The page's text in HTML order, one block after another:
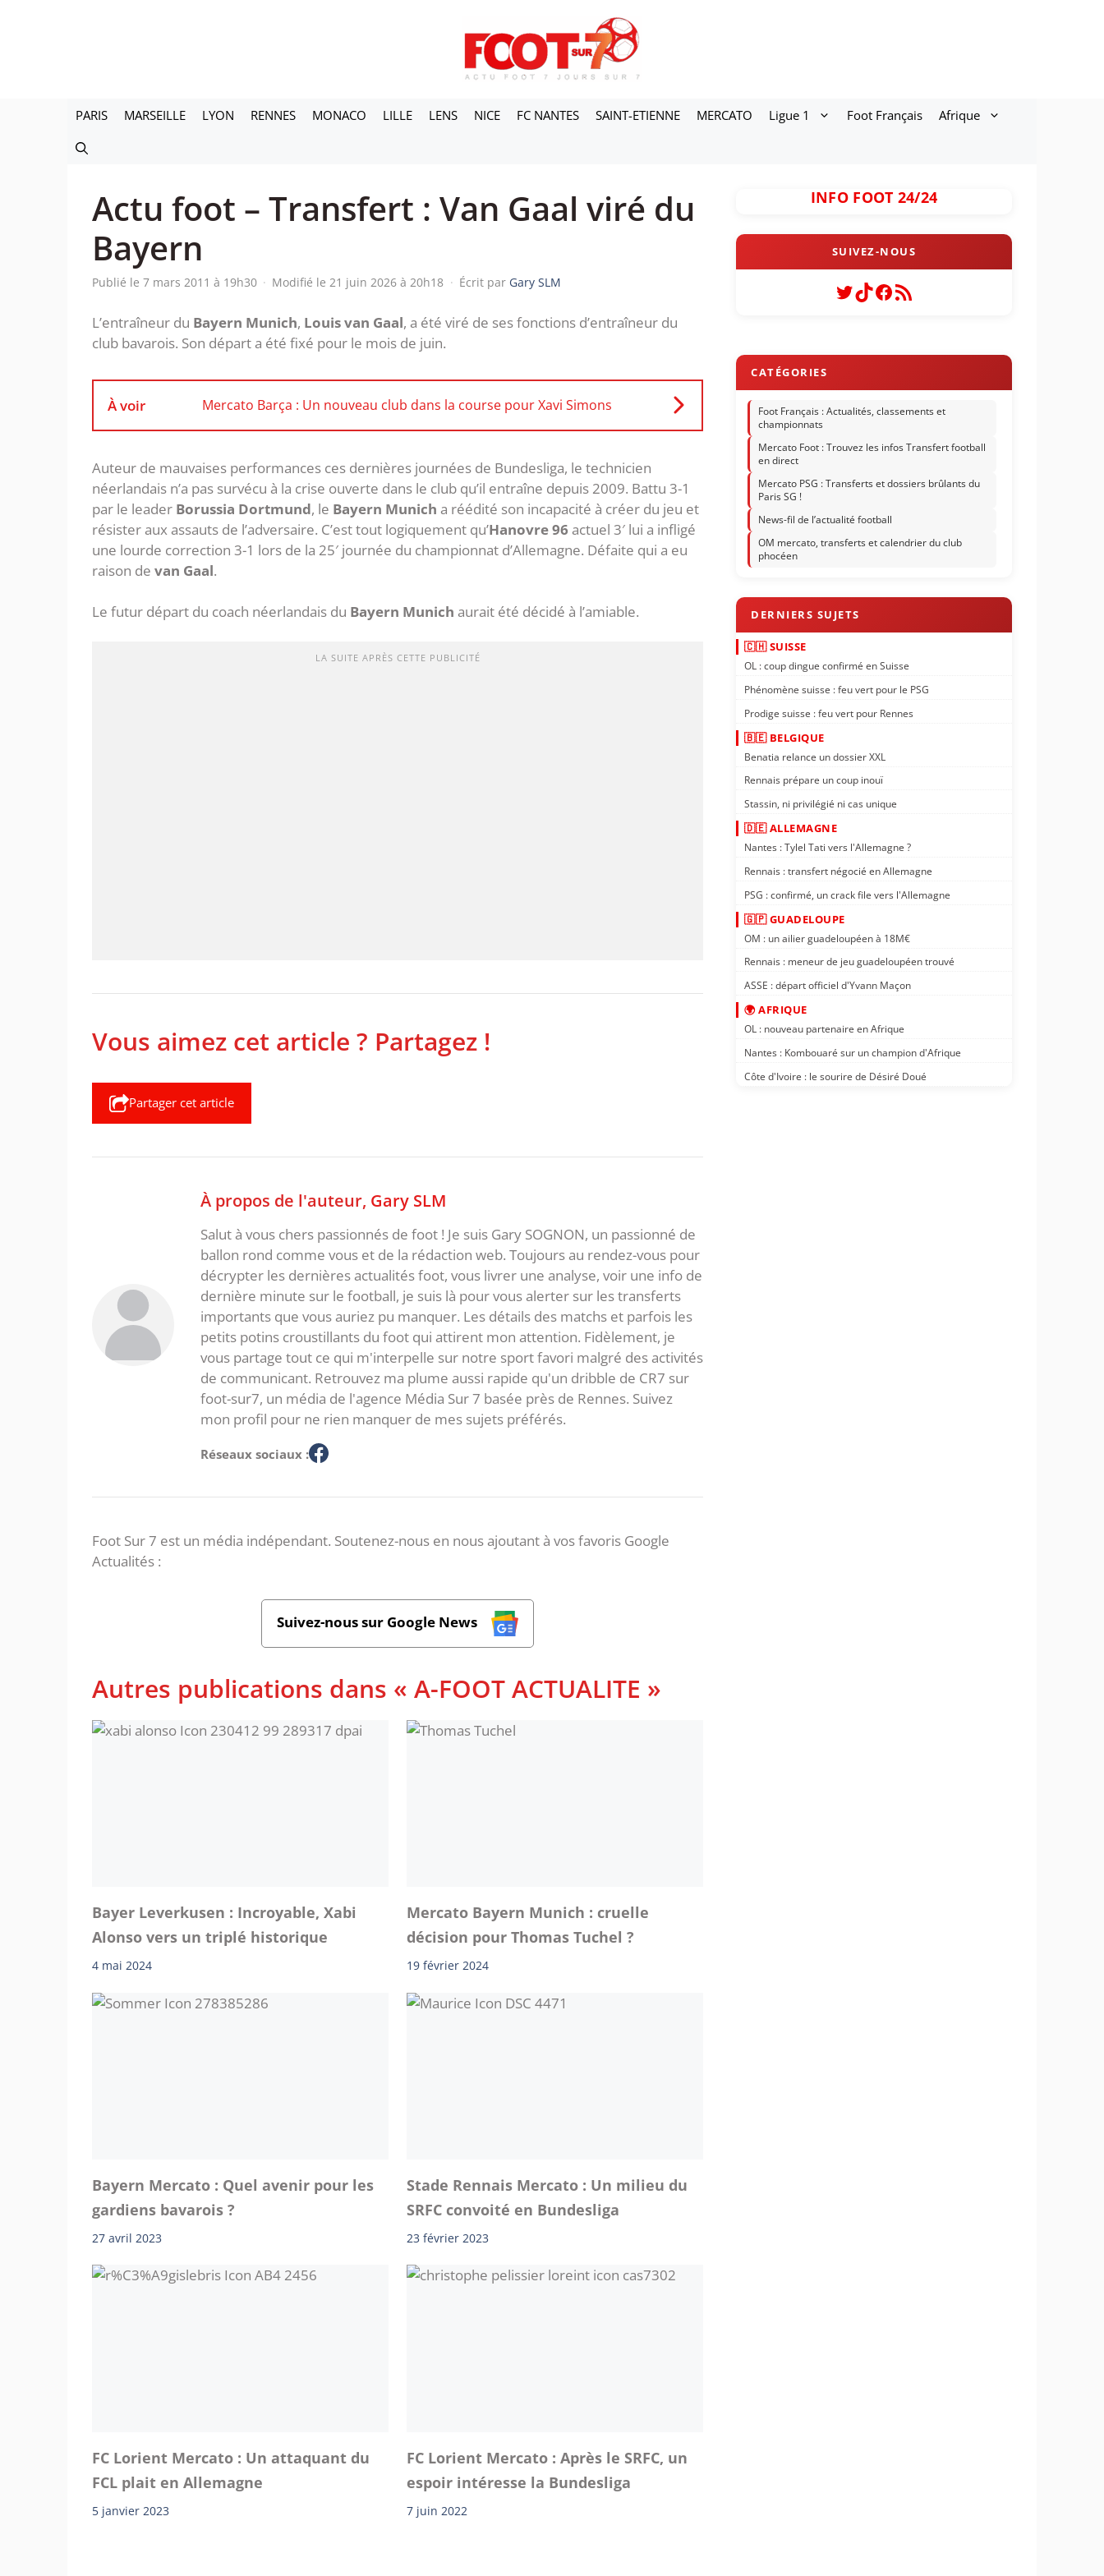
PARIS MARSEILLE LYON RENNES MONACO LILLE LENS NICE FC NANTES SAINT-ETIENNE MERCATO Ligue 1 Foot Français Afrique
Actu foot – Transfert : Van Gaal viré du
Bayern
Publié le 7 mars 2011 à 19h30 · Modifié le 21 juin 2026 à 20h18 · Écrit par Gary SLM
L’entraîneur du Bayern Munich, Louis van Gaal, a été viré de ses fonctions d’entraîneur du
club bavarois. Son départ a été fixé pour le mois de juin.
À voir Mercato Barça : Un nouveau club dans la course pour Xavi Simons
Auteur de mauvaises performances ces dernières journées de Bundesliga, le technicien
néerlandais n’a pas survécu à la crise ouverte dans le club qu’il entraîne depuis 2009. Battu 3-1
par le leader Borussia Dortmund, le Bayern Munich a réédité son incapacité à créer du jeu et
résister aux assauts de l’adversaire. C’est tout logiquement qu’Hanovre 96 actuel 3′ lui a infligé
une lourde correction 3-1 lors de la 25′ journée du championnat d’Allemagne. Défaite qui a eu
raison de van Gaal.
Le futur départ du coach néerlandais du Bayern Munich aurait été décidé à l’amiable.
LA SUITE APRÈS CETTE PUBLICITÉ
Vous aimez cet article ? Partagez !
Partager cet article
À propos de l'auteur, Gary SLM
Salut à vous chers passionnés de foot ! Je suis Gary SOGNON, un passionné de
ballon rond comme vous et de la rédaction web. Toujours au rendez-vous pour
décrypter les dernières actualités foot, vous livrer une analyse, voir une info de
dernière minute sur le football, je suis là pour vous alerter sur les transferts
importants que vous auriez pu manquer. Les détails des matchs et parfois les
petits potins croustillants du foot qui attirent mon attention. Fidèlement, je
vous partage tout ce qui m'interpelle sur notre sport favori malgré des activités
de communicant. Retrouvez ma plume aussi rapide qu'un dribble de CR7 sur
foot-sur7, un média de l'agence Média Sur 7 basée près de Rennes. Suivez
mon profil pour ne rien manquer de mes sujets préférés.
Réseaux sociaux :
Foot Sur 7 est un média indépendant. Soutenez-nous en nous ajoutant à vos favoris Google
Actualités :
Suivez-nous sur Google News
Autres publications dans « A-FOOT ACTUALITE »
Bayer Leverkusen : Incroyable, Xabi
Alonso vers un triplé historique
4 mai 2024
Mercato Bayern Munich : cruelle
décision pour Thomas Tuchel ?
19 février 2024
Bayern Mercato : Quel avenir pour les
gardiens bavarois ?
27 avril 2023
Stade Rennais Mercato : Un milieu du
SRFC convoité en Bundesliga
23 février 2023
FC Lorient Mercato : Un attaquant du
FCL plait en Allemagne
5 janvier 2023
FC Lorient Mercato : Après le SRFC, un
espoir intéresse la Bundesliga
7 juin 2022
INFO FOOT 24/24
Twitter
TikTok
Facebook
Flux RSS
Foot Français : Actualités, classements et
championnats
Mercato Foot : Trouvez les infos Transfert football
en direct
Mercato PSG : Transferts et dossiers brûlants du
Paris SG !
News-fil de l’actualité football
OM mercato, transferts et calendrier du club
phocéen
🇨🇭 SUISSE
OL : coup dingue confirmé en Suisse
Phénomène suisse : feu vert pour le PSG
Prodige suisse : feu vert pour Rennes
🇧🇪 BELGIQUE
Benatia relance un dossier XXL
Rennais prépare un coup inouï
Stassin, ni privilégié ni cas unique
🇩🇪 ALLEMAGNE
Nantes : Tylel Tati vers l'Allemagne ?
Rennais : transfert négocié en Allemagne
PSG : confirmé, un crack file vers l'Allemagne
🇬🇵 GUADELOUPE
OM : un ailier guadeloupéen à 18M€
Rennais : meneur de jeu guadeloupéen trouvé
ASSE : départ officiel d'Yvann Maçon
🌍 AFRIQUE
OL : nouveau partenaire en Afrique
Nantes : Kombouaré sur un champion d'Afrique
Côte d'Ivoire : le sourire de Désiré Doué